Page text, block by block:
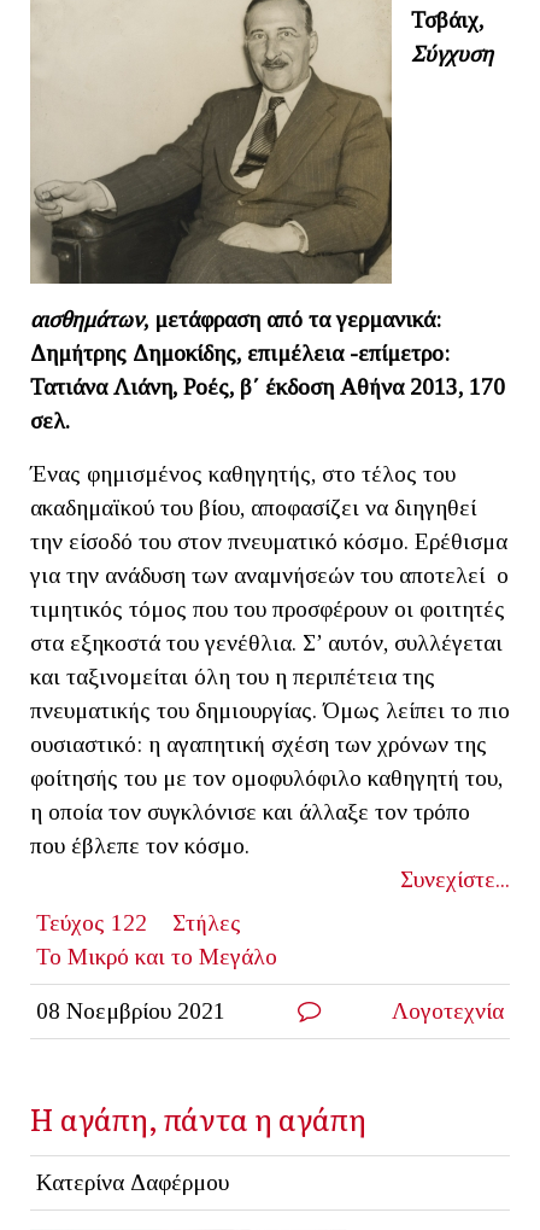
Τσβάιχ,
Σύγχυση
αισθημάτων, μετάφραση από τα γερμανικά:
Δημήτρης Δημοκίδης, επιμέλεια -επίμετρο:
Τατιάνα Λιάνη, Ροές, β΄ έκδοση Αθήνα 2013, 170
σελ.
Ένας φημισμένος καθηγητής, στο τέλος του
ακαδημαϊκού του βίου, αποφασίζει να διηγηθεί
την είσοδό του στον πνευματικό κόσμο. Ερέθισμα
για την ανάδυση των αναμνήσεών του αποτελεί ο
τιμητικός τόμος που του προσφέρουν οι φοιτητές
στα εξηκοστά του γενέθλια. Σ’ αυτόν, συλλέγεται
και ταξινομείται όλη του η περιπέτεια της
πνευματικής του δημιουργίας. Όμως λείπει το πιο
ουσιαστικό: η αγαπητική σχέση των χρόνων της
φοίτησής του με τον ομοφυλόφιλο καθηγητή του,
η οποία τον συγκλόνισε και άλλαξε τον τρόπο
που έβλεπε τον κόσμο.
Συνεχίστε...
Τεύχος 122
Στήλες
Το Μικρό και το Μεγάλο
08 Νοεμβρίου 2021 Λογοτεχνία
Η αγάπη, πάντα η αγάπη
Κατερίνα Δαφέρμου